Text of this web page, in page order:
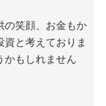
の笑顔、お金もか
と考えておりま
かもしれません